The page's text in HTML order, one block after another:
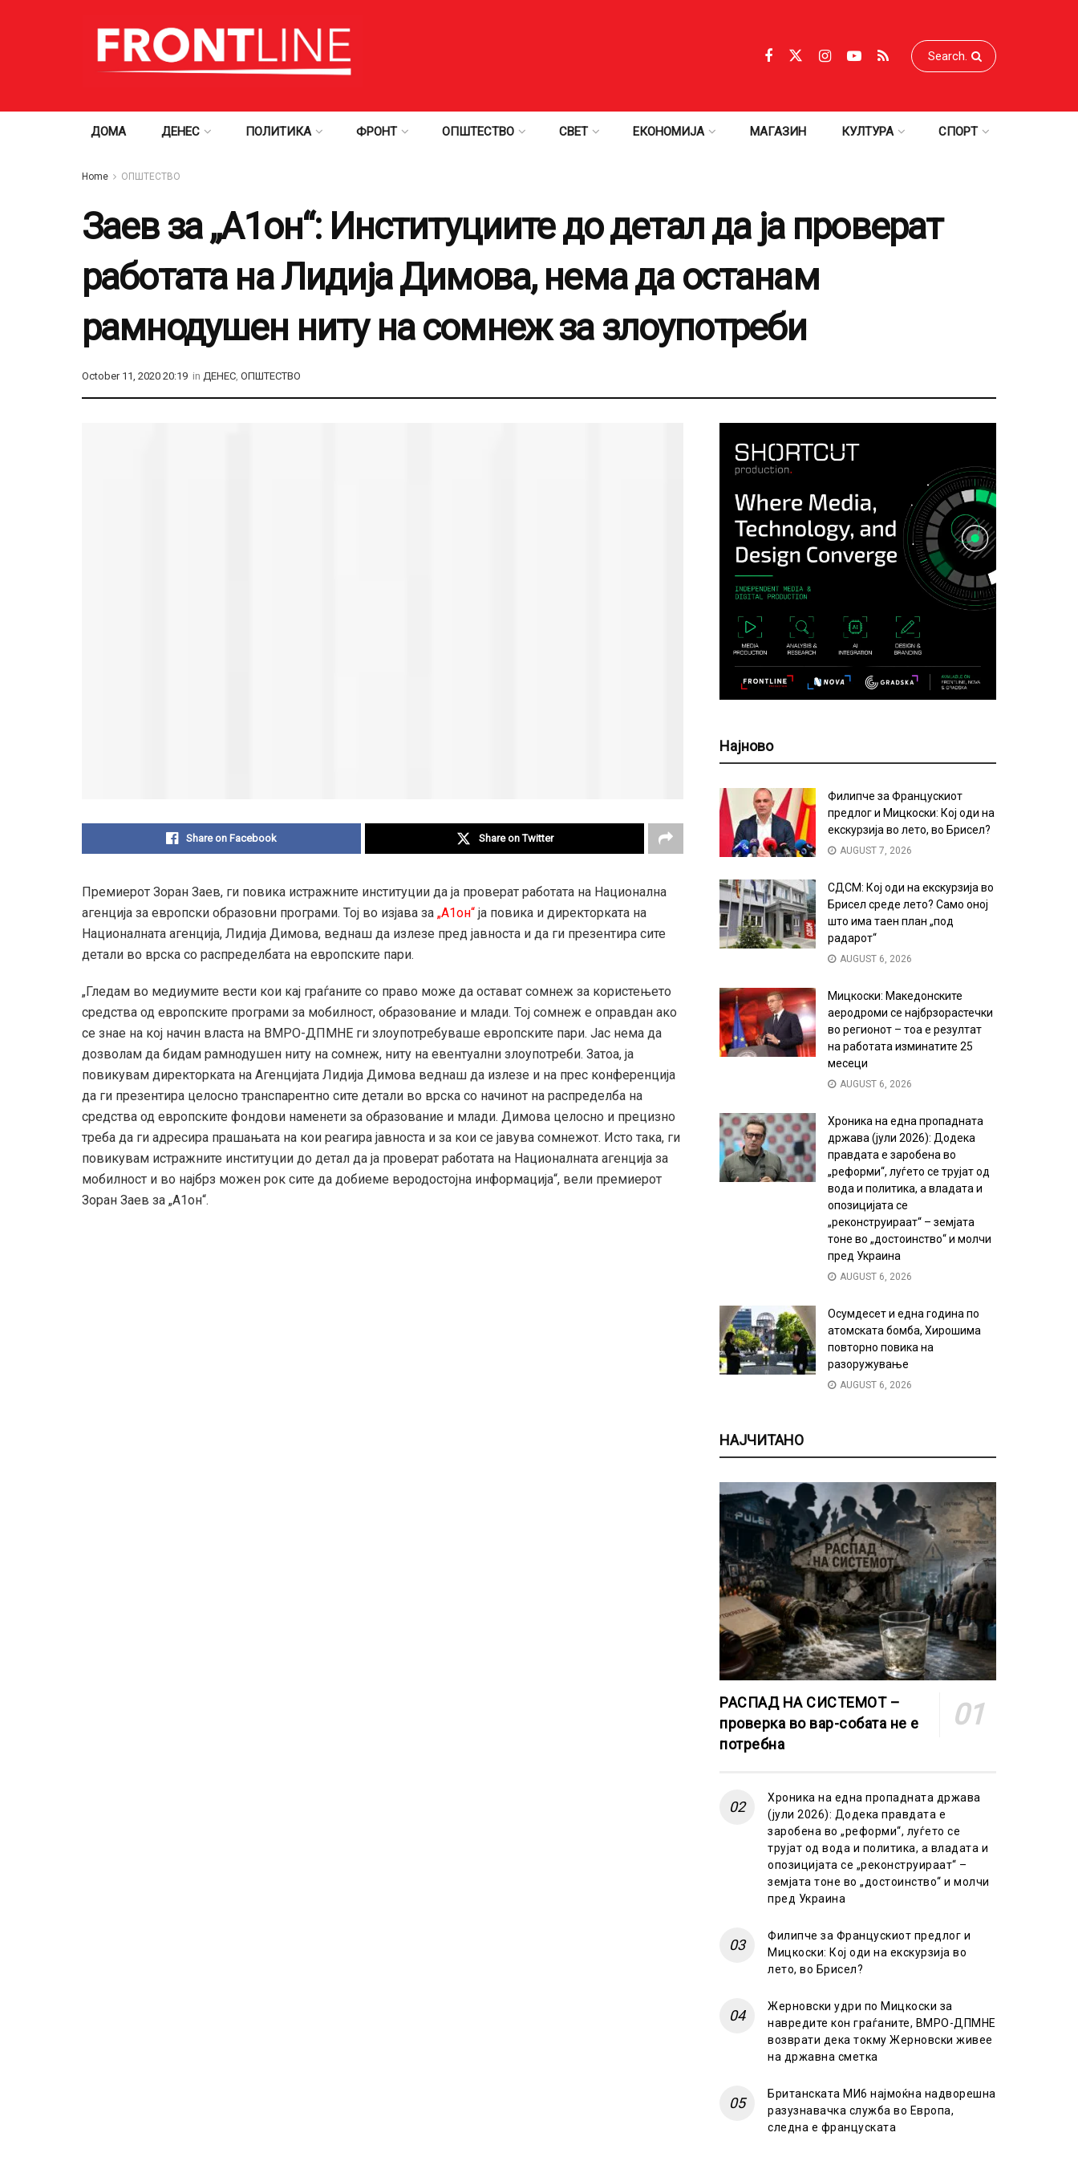
ДОМА ДЕНЕС ПОЛИТИКА ФРОНТ ОПШТЕСТВО СВЕТ ЕКОНОМИЈА МАГАЗИН КУЛТУРА СПОРТ
Home ОПШТЕСТВО
Заев за „А1он“: Институциите до детал да ја проверат
работата на Лидија Димова, нема да останам
рамнодушен ниту на сомнеж за злоупотреби
October 11, 2020 20:19 in ДЕНЕС, ОПШТЕСТВО
Share on Facebook Share on Twitter
Премиерот Зоран Заев, ги повика истражните институции да ја проверат работата на Национална
агенција за европски образовни програми. Тој во изјава за „А1он“ ја повика и директорката на
Националната агенција, Лидија Димова, веднаш да излезе пред јавноста и да ги презентира сите
детали во врска со распределбата на европските пари.
„Гледам во медиумите вести кои кај граѓаните со право може да остават сомнеж за користењето
средства од европските програми за мобилност, образование и млади. Тој сомнеж е оправдан ако
се знае на кој начин власта на ВМРО-ДПМНЕ ги злоупотребуваше европските пари. Јас нема да
дозволам да бидам рамнодушен ниту на сомнеж, ниту на евентуални злоупотреби. Затоа, ја
повикувам директорката на Агенцијата Лидија Димова веднаш да излезе и на прес конференција
да ги презентира целосно транспарентно сите детали во врска со начинот на распределба на
средства од европските фондови наменети за образование и млади. Димова целосно и прецизно
треба да ги адресира прашањата на кои реагира јавноста и за кои се јавува сомнежот. Исто така, ги
повикувам истражните институции до детал да ја проверат работата на Националната агенција за
мобилност и во најбрз можен рок сите да добиеме веродостојна информација“, вели премиерот
Зоран Заев за „А1он“.
Најново
Филипче за Францускиот
предлог и Мицкоски: Кој оди на
екскурзија во лето, во Брисел?
AUGUST 7, 2026
СДСМ: Кој оди на екскурзија во
Брисел среде лето? Само оној
што има таен план „под
радарот“
AUGUST 6, 2026
Мицкоски: Македонските
аеродроми се најбрзорастечки
во регионот – тоа е резултат
на работата изминатите 25
месеци
AUGUST 6, 2026
Хроника на една пропадната
држава (јули 2026): Додека
правдата е заробена во
„реформи“, луѓето се трујат од
вода и политика, а владата и
опозицијата се
„реконструираат“ – земјата
тоне во „достоинство“ и молчи
пред Украина
AUGUST 6, 2026
Осумдесет и една година по
атомската бомба, Хирошима
повторно повика на
разоружување
AUGUST 6, 2026
НАЈЧИТАНО
РАСПАД НА СИСТЕМОТ –
проверка во вар-собата не е
потребна
Хроника на една пропадната држава
(јули 2026): Додека правдата е
заробена во „реформи“, луѓето се
трујат од вода и политика, а владата и
опозицијата се „реконструираат“ –
земјата тоне во „достоинство“ и молчи
пред Украина
Филипче за Францускиот предлог и
Мицкоски: Кој оди на екскурзија во
лето, во Брисел?
Жерновски удри по Мицкоски за
навредите кон граѓаните, ВМРО-ДПМНЕ
возврати дека токму Жерновски живее
на државна сметка
Британската МИ6 најмоќна надворешна
разузнавачка служба во Европа,
следна е француската